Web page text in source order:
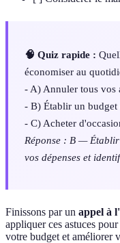
🧠 Quiz rapide :
économiser au
- A) Annuler tous vos
- B) Établir un budget
- C) Acheter
Réponse : B —
vos dépenses et
Finissons par un appel à
appliquer ces astuces
votre budget et améliorer